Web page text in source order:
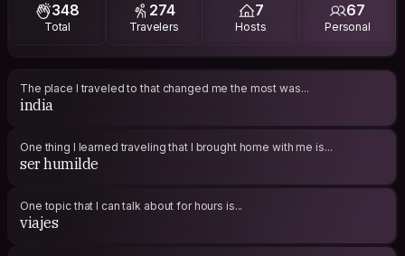
348
Total
274
Travelers
7
Hosts
67
Personal
The place I traveled to that changed me the most was...
india
One thing I learned traveling that I brought home with me is...
ser humilde
One topic that I can talk about for hours is...
viajes